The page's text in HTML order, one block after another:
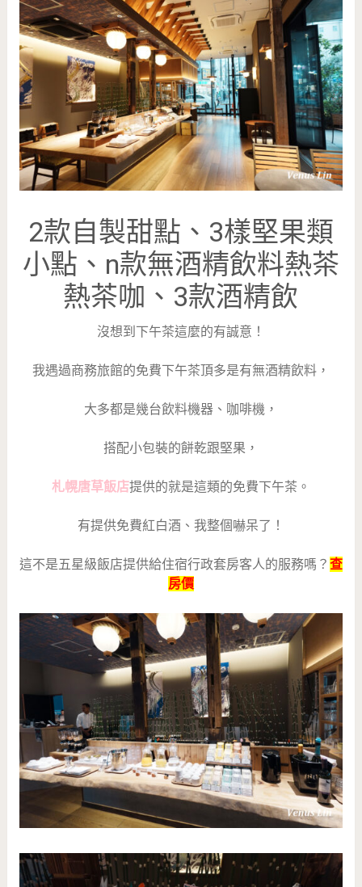
2款自製甜點、3樣堅果類
小點、n款無酒精飲料熱茶
熱茶咖、3款酒精飲
沒想到下午茶這麼的有誠意！
我遇過商務旅館的免費下午茶頂多是有無酒精飲料，
大多都是幾台飲料機器、咖啡機，
搭配小包裝的餅乾跟堅果，
札幌唐草飯店提供的就是這類的免費下午茶。
有提供免費紅白酒、我整個嚇呆了！
這不是五星級飯店提供給住宿行政套房客人的服務嗎？ 查
房價